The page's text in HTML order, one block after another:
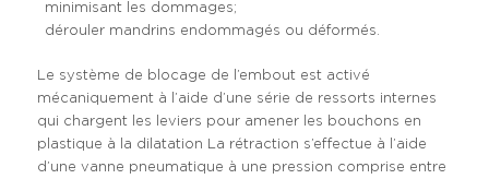
minimisant les dommages;
dérouler mandrins endommagés ou déformés.
Le système de blocage de l’embout est activé
mécaniquement à l’aide d’une série de ressorts internes
qui chargent les leviers pour amener les bouchons en
plastique à la dilatation La rétraction s’effectue à l’aide
d’une vanne pneumatique à une pression comprise entre